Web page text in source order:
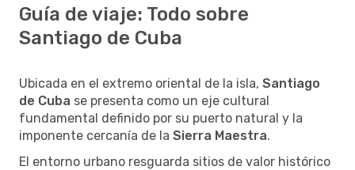
Guía de viaje: Todo sobre
Santiago de Cuba
Ubicada en el extremo oriental de la isla, Santiago
de Cuba se presenta como un eje cultural
fundamental definido por su puerto natural y la
imponente cercanía de la Sierra Maestra.
El entorno urbano resguarda sitios de valor histórico